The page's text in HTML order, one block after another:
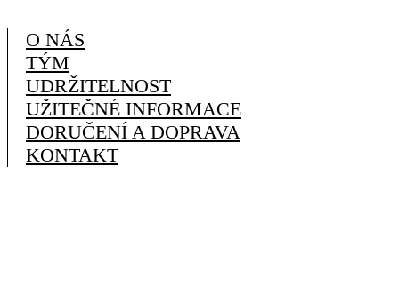
O NÁS
TÝM
UDRŽITELNOST
UŽITEČNÉ INFORMACE
DORUČENÍ A DOPRAVA
KONTAKT